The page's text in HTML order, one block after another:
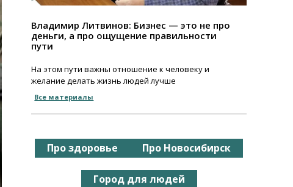
Владимир Литвинов: Бизнес — это не про
деньги, а про ощущение правильности
пути
На этом пути важны отношение к человеку и
желание делать жизнь людей лучше
Все материалы
Про здоровье Про Новосибирск
Город для людей